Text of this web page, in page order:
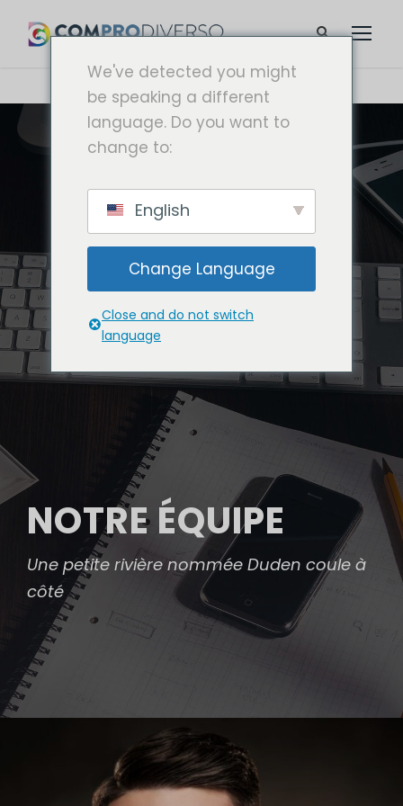
NOTRE ÉQUIPE
Une petite rivière nommée Duden coule à
côté
We've detected you might
be speaking a different
language. Do you want to
change to:
English
Change Language
Close and do not switch
language